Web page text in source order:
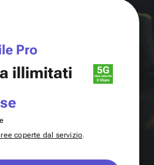
Pro
illimitati
coperte dal servizio.